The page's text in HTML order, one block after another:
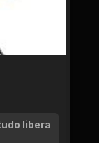
libera